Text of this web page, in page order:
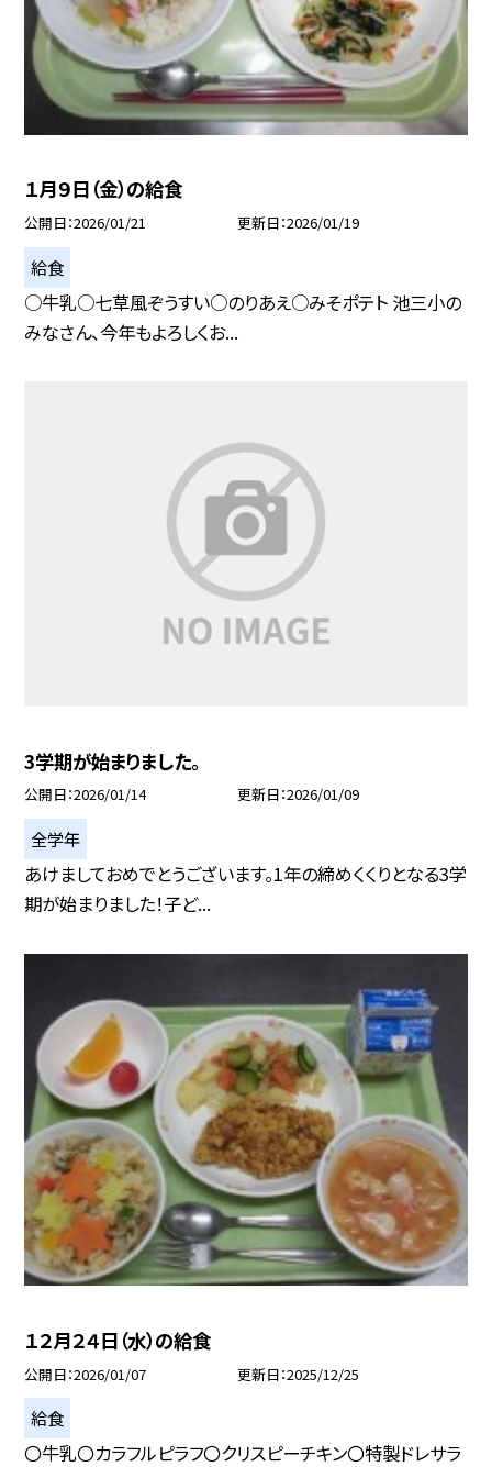
１月９日（金）の給食
公開日 2026/01/21 更新日 2026/01/19
給食
○牛乳○七草風ぞうすい○のりあえ○みそポテト 池三小の
みなさん、今年もよろしくお...
3学期が始まりました。
公開日 2026/01/14 更新日 2026/01/09
全学年
あけましておめでとうございます。1年の締めくくりとなる3学
期が始まりました！子ど...
１２月２４日（水）の給食
公開日 2026/01/07 更新日 2025/12/25
給食
〇牛乳〇カラフルピラフ〇クリスピーチキン〇特製ドレサラ